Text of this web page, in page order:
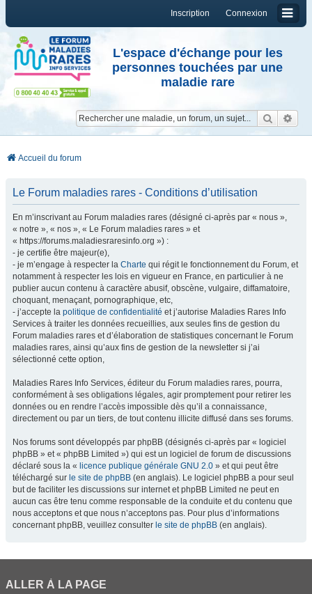
Connexion
Inscription
L'espace d'échange pour les
personnes touchées par une
maladie rare
Accueil du forum
Le Forum maladies rares - Conditions d’utilisation
En m’inscrivant au Forum maladies rares (désigné ci-après par « nous »,
« notre », « nos », « Le Forum maladies rares » et
« https://forums.maladiesraresinfo.org ») :
- je certifie être majeur(e),
- je m’engage à respecter la Charte qui régit le fonctionnement du Forum, et
notamment à respecter les lois en vigueur en France, en particulier à ne
publier aucun contenu à caractère abusif, obscène, vulgaire, diffamatoire,
choquant, menaçant, pornographique, etc,
- j’accepte la politique de confidentialité et j’autorise Maladies Rares Info
Services à traiter les données recueillies, aux seules fins de gestion du
Forum maladies rares et d’élaboration de statistiques concernant le Forum
maladies rares, ainsi qu’aux fins de gestion de la newsletter si j’ai
sélectionné cette option,
Maladies Rares Info Services, éditeur du Forum maladies rares, pourra,
conformément à ses obligations légales, agir promptement pour retirer les
données ou en rendre l’accès impossible dès qu’il a connaissance,
directement ou par un tiers, de tout contenu illicite diffusé dans ses forums.
Nos forums sont développés par phpBB (désignés ci-après par « logiciel
phpBB » et « phpBB Limited ») qui est un logiciel de forum de discussions
déclaré sous la « licence publique générale GNU 2.0 » et qui peut être
téléchargé sur le site de phpBB (en anglais). Le logiciel phpBB a pour seul
but de faciliter les discussions sur internet et phpBB Limited ne peut en
aucun cas être tenu comme responsable de la conduite et du contenu que
nous acceptons et que nous n’acceptons pas. Pour plus d’informations
concernant phpBB, veuillez consulter le site de phpBB (en anglais).
ALLER À LA PAGE